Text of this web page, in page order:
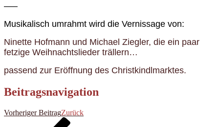
—–
Musikalisch umrahmt wird die Vernissage von:
Ninette Hofmann und Michael Ziegler, die ein paar
fetzige Weihnachtslieder trällern…
passend zur Eröffnung des Christkindlmarktes.
Beitragsnavigation
Vorheriger BeitragZurück